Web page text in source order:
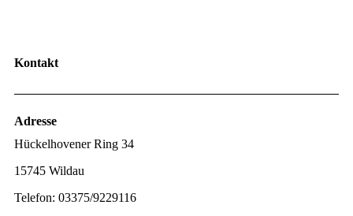
Kontakt
Adresse
Hückelhovener Ring 34
15745 Wildau
Telefon: 03375/9229116